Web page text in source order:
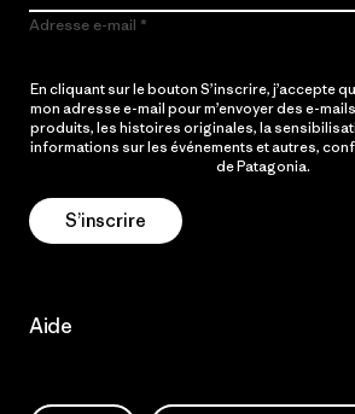
Adresse e-mail
En cliquant sur le bouton S’inscrire, j’accepte
mon adresse e-mail pour m’envoyer des e-
produits, les histoires originales, la
informations sur les événements et autres,
de Patagonia.
S’inscrire
Aide